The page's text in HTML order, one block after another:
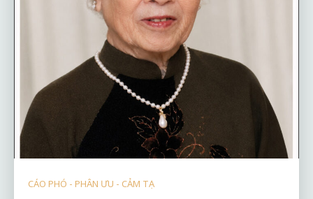
CÁO PHÓ - PHÂN ƯU - CẢM TẠ